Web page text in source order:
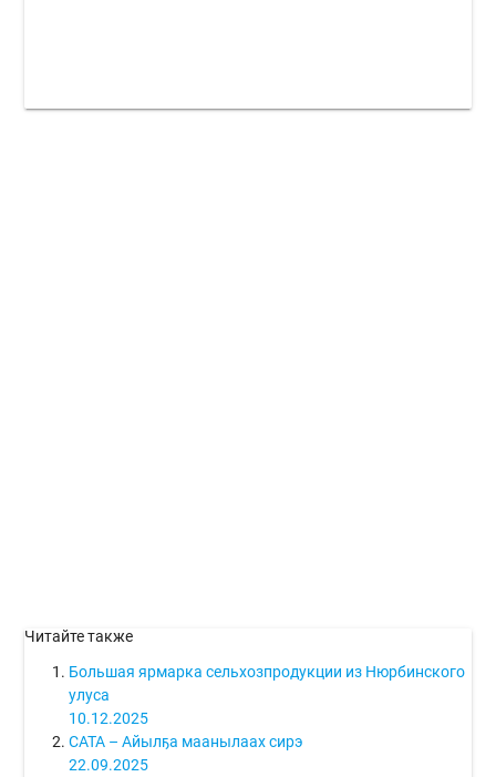
Читайте также
Большая ярмарка сельхозпродукции из Нюрбинского
улуса
10.12.2025
САТА – Айылҕа маанылаах сирэ
22.09.2025